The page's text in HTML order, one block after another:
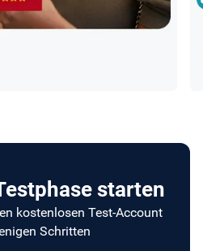
starten
kostenlosen Test-Account
Schritten